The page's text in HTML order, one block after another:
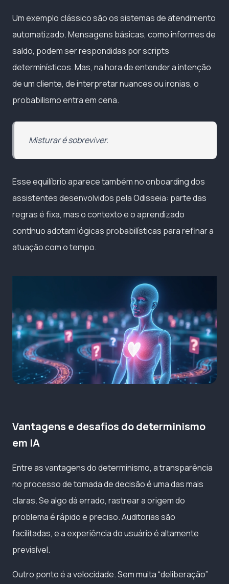
Um exemplo clássico são os sistemas de atendimento
automatizado. Mensagens básicas, como informes de
saldo, podem ser respondidas por scripts
determinísticos. Mas, na hora de entender a intenção
de um cliente, de interpretar nuances ou ironias, o
probabilismo entra em cena.
Misturar é sobreviver.
Esse equilíbrio aparece também no onboarding dos
assistentes desenvolvidos pela Odisseia: parte das
regras é fixa, mas o contexto e o aprendizado
contínuo adotam lógicas probabilísticas para refinar a
atuação com o tempo.
Vantagens e desafios do determinismo
em IA
Entre as vantagens do determinismo, a transparência
no processo de tomada de decisão é uma das mais
claras. Se algo dá errado, rastrear a origem do
problema é rápido e preciso. Auditorias são
facilitadas, e a experiência do usuário é altamente
previsível.
Outro ponto é a velocidade. Sem muita “deliberação”